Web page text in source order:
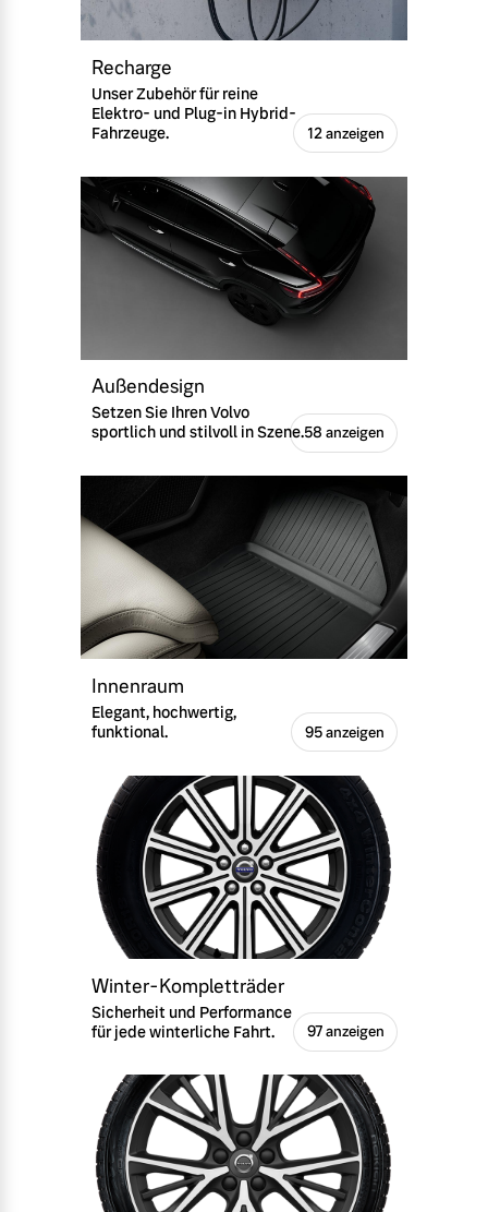
Recharge
Unser Zubehör für reine
Elektro- und Plug-in Hybrid-
Fahrzeuge.
12 anzeigen
Außendesign
Setzen Sie Ihren Volvo
sportlich und stilvoll in Szene.58 anzeigen
Innenraum
Elegant, hochwertig,
funktional.
95 anzeigen
Winter-Kompletträder
Sicherheit und Performance
für jede winterliche Fahrt.
97 anzeigen